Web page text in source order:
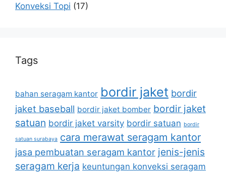
Konveksi Topi (17)
Tags
bahan seragam kantor bordir jaket bordir
jaket baseball bordir jaket bomber bordir jaket
satuan bordir jaket varsity bordir satuan bordir
satuan surabaya cara merawat seragam kantor
jasa pembuatan seragam kantor jenis-jenis
seragam kerja keuntungan konveksi seragam